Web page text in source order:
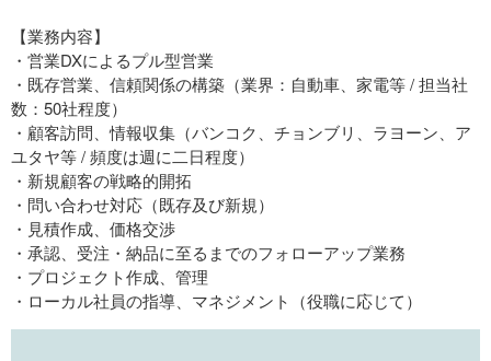
【業務内容】
・営業DXによるプル型営業
・既存営業、信頼関係の構築（業界：自動車、家電等 / 担当社
数：50社程度）
・顧客訪問、情報収集（バンコク、チョンブリ、ラヨーン、ア
ユタヤ等 / 頻度は週に二日程度）
・新規顧客の戦略的開拓
・問い合わせ対応（既存及び新規）
・見積作成、価格交渉
・承認、受注・納品に至るまでのフォローアップ業務
・プロジェクト作成、管理
・ローカル社員の指導、マネジメント（役職に応じて）